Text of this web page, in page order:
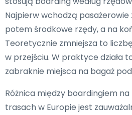
Najpierw wchodzą
potem środkowe rzędy, a na
Teoretycznie zmniejsza to
w przejściu. W praktyce działa
zabraknie miejsca na bagaż
Różnica między boardingiem
trasach w Europie jest